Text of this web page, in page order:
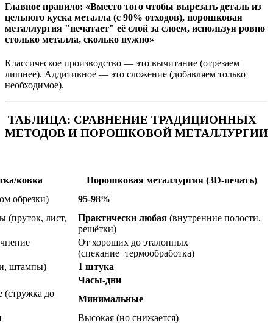
Главное правило: «Вместо того чтобы вырезать деталь из
цельного куска металла (с 90% отходов), порошковая
металлургия "печатает" её слой за слоем, используя ровно
столько металла, сколько нужно»
Классическое производство — это вычитание (отрезаем
лишнее). Аддитивное — это сложение (добавляем только
необходимое).
ТАБЛИЦА: СРАВНЕНИЕ ТРАДИЦИОННЫХ
МЕТОДОВ И ПОРОШКОВОЙ МЕТАЛЛУРГИИ
ковка
Порошковая металлургия (3D-печать)
обрезки)
95-98%
(пруток, лист,
Практически любая(внутренние полости,
решётки)
От хороших до эталонных
(спекание+термообработка)
штампы)
1 штука
Часы-дни
(стружка до
Минимальные
Высокая (но снижается)